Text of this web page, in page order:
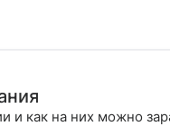
и как на них можно